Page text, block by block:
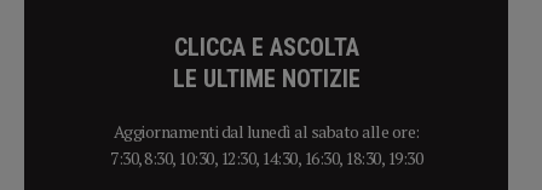
CLICCA E ASCOLTA
LE ULTIME NOTIZIE
Aggiornamenti dal lunedì al sabato alle ore:
7:30, 8:30, 10:30, 12:30, 14:30, 16:30, 18:30, 19:30